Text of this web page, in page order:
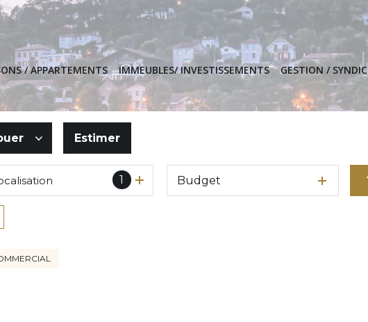
/ APPARTEMENTS IMMEUBLES/ INVESTISSEMENTS GESTION / SYNDIC
à l'année
Estimer
1 Budget